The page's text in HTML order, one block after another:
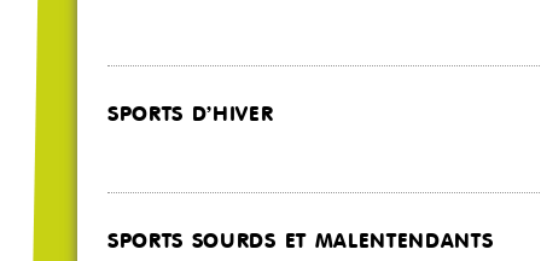
SPORTS D’HIVER
SPORTS SOURDS ET MALENTENDANTS